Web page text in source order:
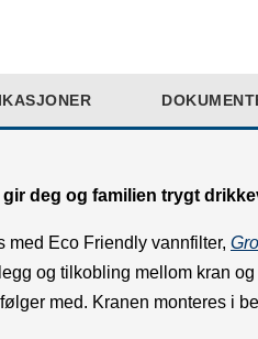
deg og familien trygt
med Eco Friendly vannfilter,
og tilkobling mellom kran
med. Kranen monteres i